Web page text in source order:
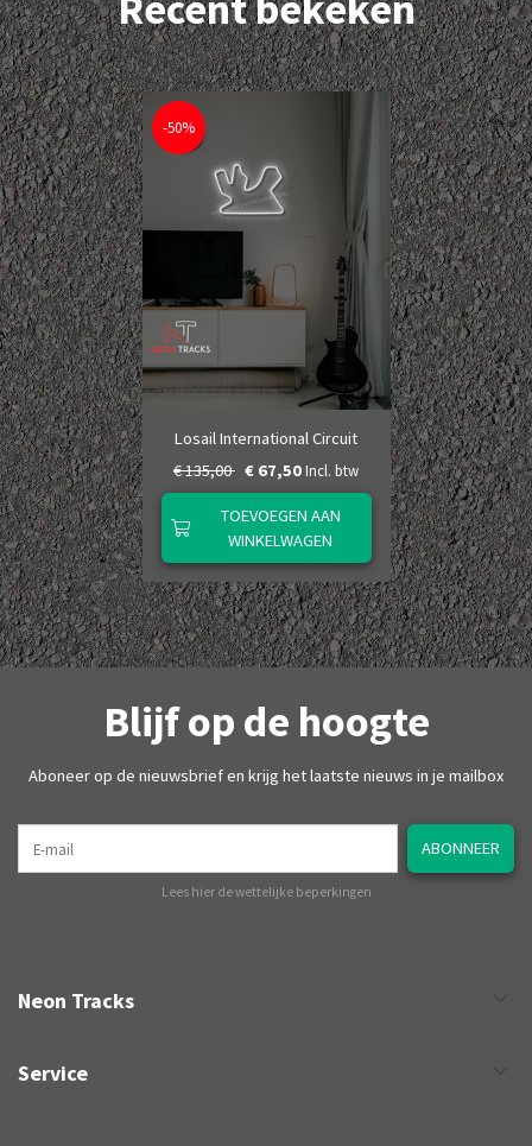
-50%
Losail International Circuit
€ 135,00 € 67,50 Incl. btw
TOEVOEGEN AAN
WINKELWAGEN
Blijf op de hoogte
Aboneer op de nieuwsbrief en krijg het laatste nieuws in je mailbox
ABONNEER
Lees hier de wettelijke beperkingen
Neon Tracks
Service